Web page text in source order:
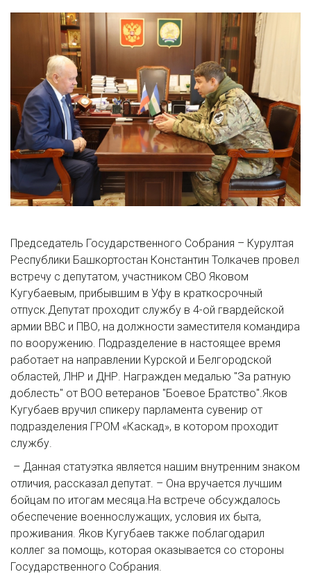
Председатель Государственного Собрания – Курултая
Республики Башкортостан Константин Толкачев провел
встречу с депутатом, участником СВО Яковом
Кугубаевым, прибывшим в Уфу в краткосрочный
отпуск.Депутат проходит службу в 4-ой гвардейской
армии ВВС и ПВО, на должности заместителя командира
по вооружению. Подразделение в настоящее время
работает на направлении Курской и Белгородской
областей, ЛНР и ДНР. Награжден медалью "За ратную
доблесть" от ВОО ветеранов "Боевое Братство".Яков
Кугубаев вручил спикеру парламента сувенир от
подразделения ГРОМ «Каскад», в котором проходит
службу.
– Данная статуэтка является нашим внутренним знаком
отличия, рассказал депутат. – Она вручается лучшим
бойцам по итогам месяца.На встрече обсуждалось
обеспечение военнослужащих, условия их быта,
проживания. Яков Кугубаев также поблагодарил
коллег за помощь, которая оказывается со стороны
Государственного Собрания.